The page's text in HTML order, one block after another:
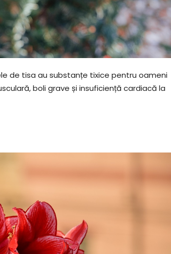
de tisa au substanțe tixice pentru oameni
boli grave și insuficiență cardiacă la